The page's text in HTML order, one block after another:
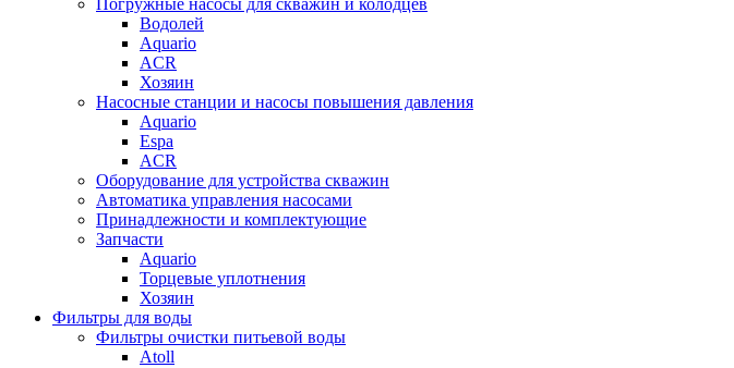
Погружные насосы для скважин и колодцев
Водолей
Aquario
ACR
Хозяин
Насосные станции и насосы повышения давления
Aquario
Espa
ACR
Оборудование для устройства скважин
Автоматика управления насосами
Принадлежности и комплектующие
Запчасти
Aquario
Торцевые уплотнения
Хозяин
Фильтры для воды
Фильтры очистки питьевой воды
Atoll